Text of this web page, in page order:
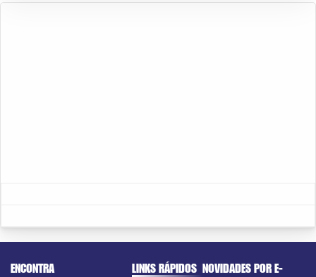
ENCONTRA
LINKS RÁPIDOS NOVIDADES POR E-